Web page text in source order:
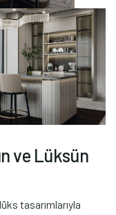
nve Lüksün
tasarımlarıyla